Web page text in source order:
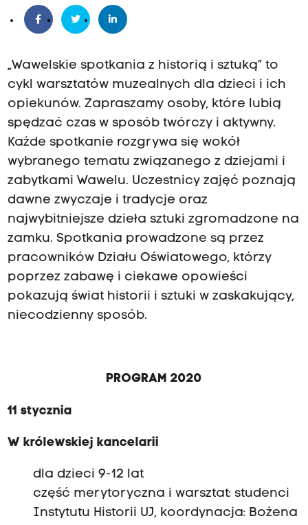
„Wawelskie spotkania z historią i sztuką” to
cykl warsztatów muzealnych dla dzieci i ich
opiekunów. Zapraszamy osoby, które lubią
spędzać czas w sposób twórczy i aktywny.
Każde spotkanie rozgrywa się wokół
wybranego tematu związanego z dziejami i
zabytkami Wawelu. Uczestnicy zajęć poznają
dawne zwyczaje i tradycje oraz
najwybitniejsze dzieła sztuki zgromadzone na
zamku. Spotkania prowadzone są przez
pracowników Działu Oświatowego, którzy
poprzez zabawę i ciekawe opowieści
pokazują świat historii i sztuki w zaskakujący,
niecodzienny sposób.
PROGRAM 2020
11 stycznia
W królewskiej kancelarii
dla dzieci 9-12 lat
część merytoryczna i warsztat: studenci
Instytutu Historii UJ, koordynacja: Bożena